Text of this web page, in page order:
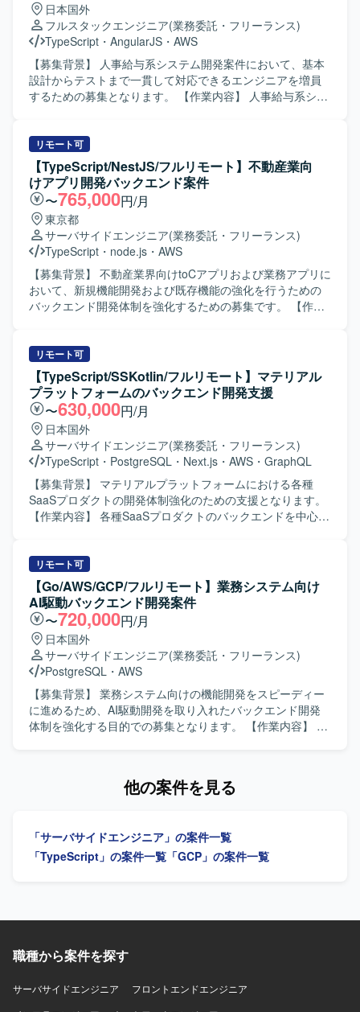
ら新機能の設計から実装・リリースまでをオーナーシップ
を持って推進していただきます。ドメイン分割やコンポー
ネント設計、Platform EngineeringやSRE強化などの技術基
盤の改善にも積極的に関わっていただき、チームの開発生
産性を高める仕組みづくりにも貢献していただきます。
CursorやClaudeなどのAIツールを活用し、設計・実装・レ
やビジョンに共感し、事業と顧客に近い距離で開発したい
と考えている方を求めています。変化の大きい環境を前向
きに楽しみながら、自ら課題を見つけて周囲を巻き込みつ
つ解決していける方にマッチします。AIを積極的に活用し
ながら開発プロセスを進化させることに興味があり、チー
ムとして成果にコミットできる方に参画していただきたい
と考えています。 【ポジションの魅力】 少数精鋭チームで
大きなトラフィックと複雑なドメインを扱う技術基盤に直
接関わることができます。AIレビュー前提の開発プロセス
など、AI Nativeな開発文化の最前線で働く経験を積むこと
ができます。技術基盤の刷新やPlatform Engineering、SRE
ックリードやエンジニアリングマネージャーへのキャリア
パスも視野に入れて経験を積んでいただけます。 【開発環
境】 言語はGoを中心に、インフラにはGoogle
Cloud（Cloud Run、Cloud Spanner、Pub/Subなど）を利
用しています。通信にはgRPCとProtocol Buffersを用い、
CI/CDにはGitHub ActionsとCloud Buildを採用しています。
構成管理はTerraform、モニタリングはCloud Monitoring、
Cloud Logging、Cloud Trace、分析基盤にはBigQueryと
Looker Studioを活用しています。AI/LLMツールとして
Claude、Codex、Cursor、Gemini、GitHub Copilotなどを
利用し、GitHub、Slack、Notion、Figmaなどのツールと組
日本国外
フルスタックエンジニア(業務委託・フリーランス)
TypeScript ・ AngularJS ・ AWS
【募集背景】 人事給与系システム開発案件において、基本
設計からテストまで一貫して対応できるエンジニアを増員
するための募集となります。 【作業内容】 人事給与系シス
を一貫してご担当いただきます。スクラム開発のチームの
一員として、要件整理を踏まえた基本設計、詳細設計、実
装、単体・結合テストを行っていただきます。 【求める人
物像】 技術的なキャッチアップやスキル向上に前向きに取
り組める方を求めています。チームメンバーと積極的にコ
ミュニケーションを取りながら、自発的に課題解決に動け
る方が望ましいです。 【ポジションの魅力】 人事給与領域
の業務知見を習得しながら、TypeScriptやAWSを中心とし
たモダンな技術スタックでの開発経験を積むことができま
す。設計工程からテストまで幅広い工程を担当できるた
め、上流から下流まで一貫したスキルを身につけることが
TypeScript（Angular.js） インフラ：AWS その他：Git、
Slack、Teams など
リモート可
【TypeScript/NestJS/フルリモート】不動産業向
けアプリ開発バックエンド案件
〜765,000円/月
東京都
サーバサイドエンジニア(業務委託・フリーランス)
TypeScript ・ node.js ・ AWS
【募集背景】 不動産業界向けtoCアプリおよび業務アプリに
おいて、新規機能開発および既存機能の強化を行うための
バックエンド開発体制を強化するための募集です。 【作業
既存機能の改修を行っていただき、可能であれば他メンバ
ーのコードレビューにも携わっていただきます。 【求める
人物像】 バックエンド開発において主体的に設計から実装
まで対応できる方を求めています。チームメンバーと協調
しながら開発を進めつつ、品質向上のための改善提案やコ
ードレビューなどにも前向きに取り組んでいただける方が
望ましいです。 【ポジションの魅力】 NestJS/TypeScriptを
中核としたモダンな技術スタックで開発に携わることがで
きます。GCPおよびAWSなど複数のクラウド環境を活用し
たバックエンド開発経験を積むことができ、不動産業界向
けサービスの機能拡張を通じて業務知識も深めていただけ
用したアプリケーション開発を行います。
リモート可
【TypeScript/SSKotlin/フルリモート】マテリアル
プラットフォームのバックエンド開発支援
〜630,000円/月
日本国外
サーバサイドエンジニア(業務委託・フリーランス)
TypeScript ・ PostgreSQL ・ Next.js ・ AWS ・ GraphQL
【募集背景】 マテリアルプラットフォームにおける各種
SaaSプロダクトの開発体制強化のための支援となります。
【作業内容】 各種SaaSプロダクトのバックエンドを中心と
グをあるべき形に改善し続けていただきます。 場合によっ
ては、バックエンド以外の領域の開発にも携わっていただ
きます。 【求める人物像】 業務ドメインや担当者の関心事
を丁寧に理解しながら、データモデルやアーキテクチャを
継続的に改善していける方を求めています。 自社サービス
開発の経験を活かし、主体的に技術選定や設計にも関わっ
ていただける方が望ましいです。 【ポジションの魅力】 各
種SaaSプロダクトのバックエンド開発を中心に、データモ
デリングやアーキテクチャ改善に深く関わることができま
す。 バックエンドだけでなくフロントエンドなど他領域に
もチャレンジできる環境で、モダンな技術スタックを用い
Terraform、Docker アーキテクチャ: クリーンアーキテクチ
Slack、Meet、Zoom、Linear
リモート可
【Go/AWS/GCP/フルリモート】業務システム向け
AI駆動バックエンド開発案件
〜720,000円/月
日本国外
サーバサイドエンジニア(業務委託・フリーランス)
PostgreSQL ・ AWS
【募集背景】 業務システム向けの機能開発をスピーディー
に進めるため、AI駆動開発を取り入れたバックエンド開発
体制を強化する目的での募集となります。 【作業内容】 業
SQL作成、必要に応じた画面開発まで幅広く対応いただき
だきます。 【求める人物像】 AIコーディングツールを積極
的に活用しながら開発効率を高めていける方を求めていま
組める方を歓迎いたします。 【ポジションの魅力】 Goを
WebSocket、RDB設計からクラウド環境まで幅広い技術ス
タックに関わることができます。AI駆動開発の実践を通じ
て、生産性向上や最新の開発スタイルを経験できる環境で
す。 【開発環境】 言語はGoを使用いたします。データベ
他の案件を見る
「サーバサイドエンジニア」の案件一覧
「TypeScript」の案件一覧 「GCP」の案件一覧
職種から案件を探す
サーバサイドエンジニア
フロントエンドエンジニア